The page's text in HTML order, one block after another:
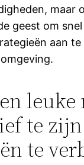
maar
geest om
aan te
te
te